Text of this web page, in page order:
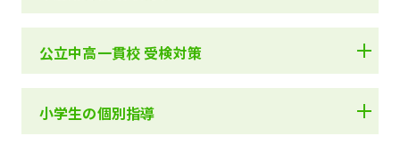
中受せずに早慶附属高へ
2026年2月に国立駅前校・立川駅前校・練馬駅前校・町田
駅前校・武蔵小金井駅前校が新規開校！
自由が丘駅前校・成城学園前校・菊名校・武蔵小杉校も好
評！
公立中高一貫校 受検対策
1 公立中高一貫校の受検に強い
小学生の個別指導